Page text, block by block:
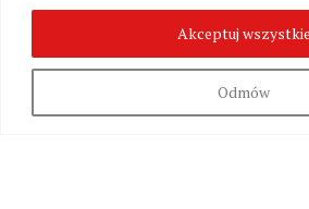
Odmów
Akceptuj wszystkie